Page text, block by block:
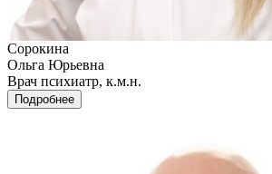
Сорокина
Ольга Юрьевна
Врач психиатр, к.м.н.
Подробнее